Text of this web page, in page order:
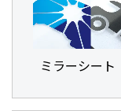
ミラーシート